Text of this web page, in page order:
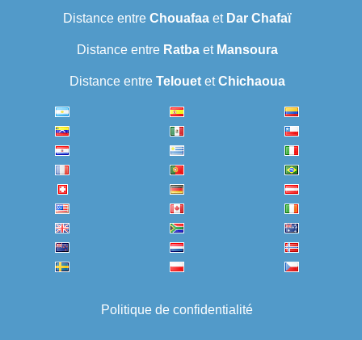
Distance entre Chouafaa et Dar Chafaï
Distance entre Ratbaet Mansoura
Distance entre TelouetetChichaoua
Politique de confidentialité